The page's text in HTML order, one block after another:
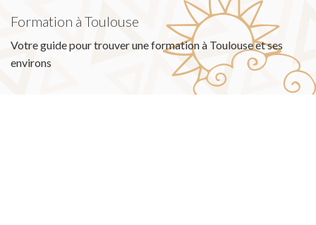
Formation à Toulouse
Votre guide pour trouver une formation à Toulouse et ses
environs